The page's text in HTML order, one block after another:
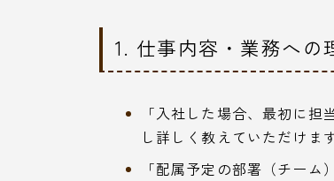
1. 仕事内容・業務への
「入社した場合、最初に
し詳しく教えていただけま
「配属予定の部署（チー